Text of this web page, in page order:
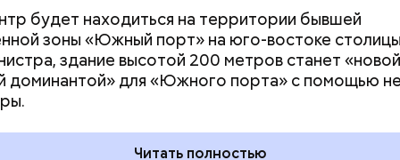
пьяного
праздники
и мире 5
День качания на качелях и
День шампанского: какие
и мире 4 августа
будет находиться на территории бывшей
зоны «Южный порт» на юго-востоке
здание высотой 200 метров станет «новой
доминантой» для «Южного порта» с помощью
Читать полностью